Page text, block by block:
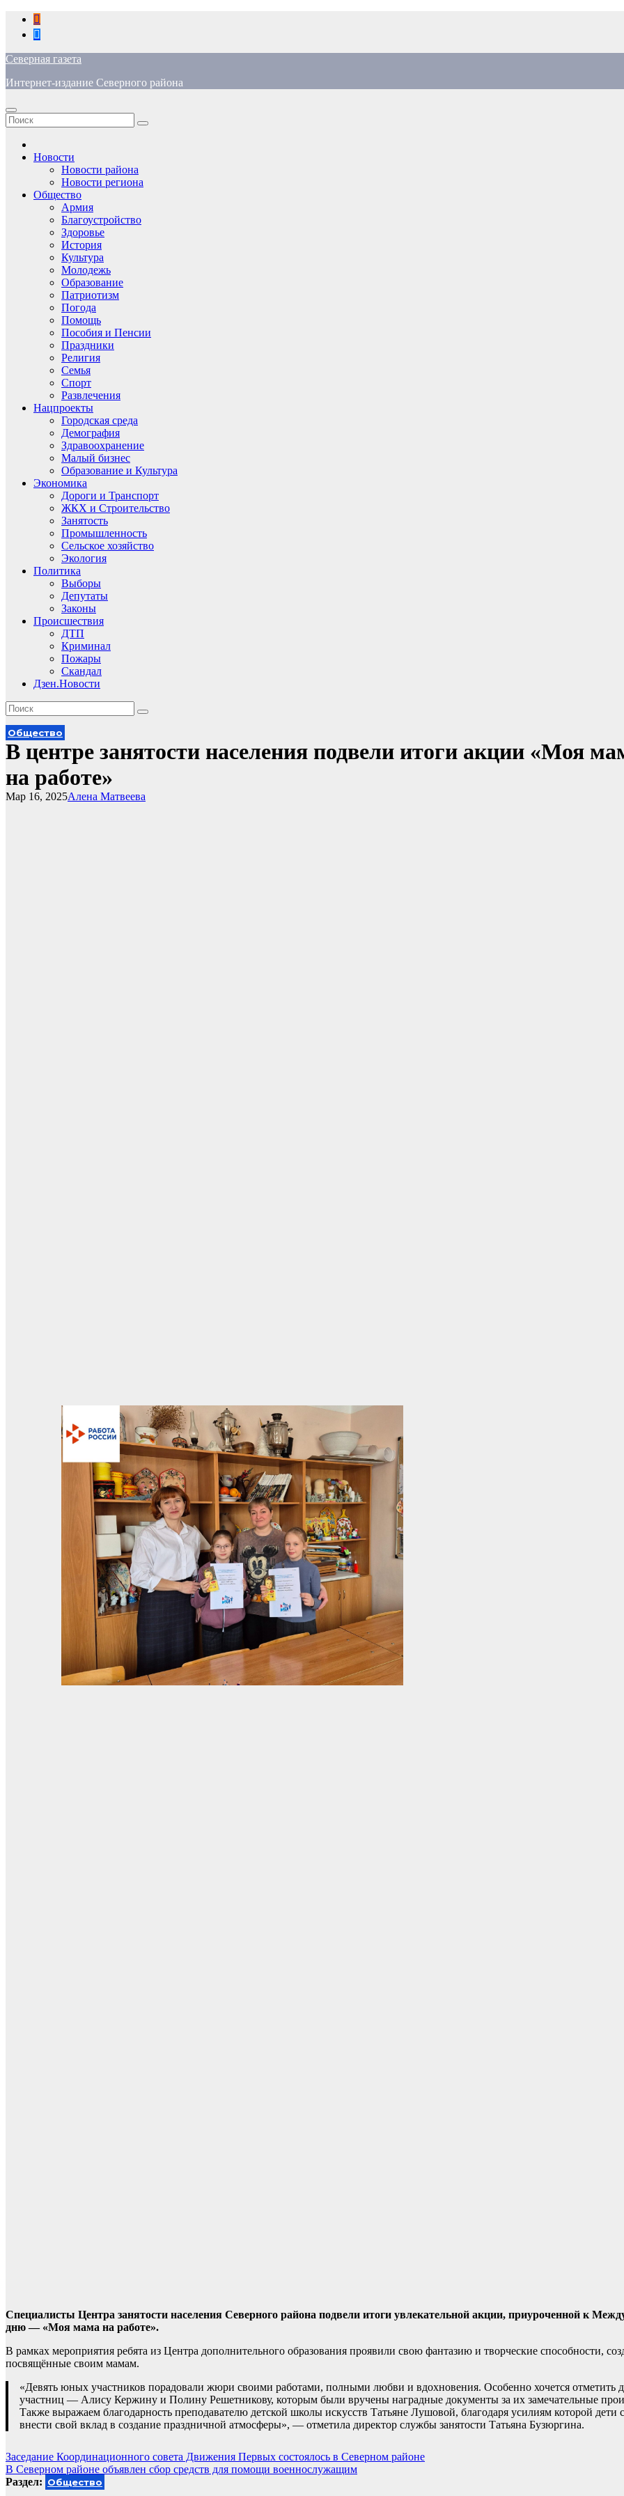
Перейти
содержимому
Северная газета
Интернет-издание Северного района
Новости
Новости района
Новости региона
Общество
Армия
Благоустройство
Здоровье
История
Культура
Молодежь
Образование
Патриотизм
Погода
Помощь
Пособия и Пенсии
Праздники
Религия
Семья
Спорт
Развлечения
Нацпроекты
Городская среда
Демография
Здравоохранение
Малый бизнес
Образование и Культура
Экономика
Дороги и Транспорт
ЖКХ и Строительство
Занятость
Промышленность
Сельское хозяйство
Экология
Политика
Выборы
Депутаты
Законы
Происшествия
ДТП
Криминал
Пожары
Скандал
Дзен.Новости
Общество
В центре занятости населения подвели итоги акции «Моя
на работе»
Алена Матвеева
Мар 16, 2025
Специалисты Центра занятости населения Северного района подвели итоги увлекательной акции, приуроченной к
дню — «Моя мама на работе».
В рамках мероприятия ребята из Центра дополнительного образования проявили свою фантазию и творческие способности,
посвящённые своим мамам.
«Девять юных участников порадовали жюри своими работами, полными любви и вдохновения. Особенно хочется отметить
участниц — Алису Кержину и Полину Решетникову, которым были вручены наградные документы за их замечательные
Также выражаем благодарность преподавателю детской школы искусств Татьяне Лушовой, благодаря усилиям которой дети
внести свой вклад в создание праздничной атмосферы», — отметила директор службы занятости Татьяна Бузюргина.
Навигация
по
Заседание Координационного совета Движения Первых состоялось в Северном районе
В Северном районе объявлен сбор средств для помощи военнослужащим
Раздел: Общество